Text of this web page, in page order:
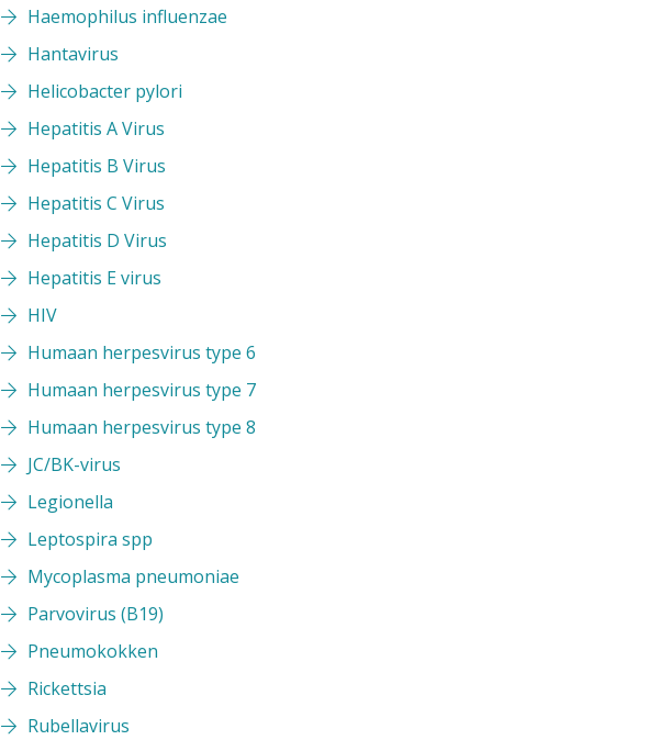
Haemophilus influenzae
Hantavirus
Helicobacter pylori
Hepatitis A Virus
Hepatitis B Virus
Hepatitis C Virus
Hepatitis D Virus
Hepatitis E virus
HIV
Humaan herpesvirus type 6
Humaan herpesvirus type 7
Humaan herpesvirus type 8
JC/BK-virus
Legionella
Leptospira spp
Mycoplasma pneumoniae
Parvovirus (B19)
Pneumokokken
Rickettsia
Rubellavirus